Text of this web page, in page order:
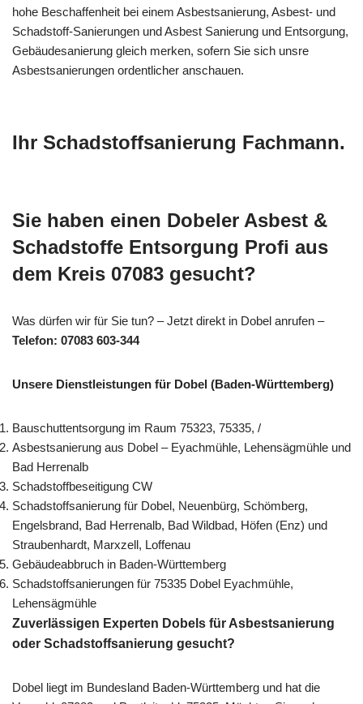
hohe Beschaffenheit bei einem Asbestsanierung, Asbest- und
Schadstoff-Sanierungen und Asbest Sanierung und Entsorgung,
Gebäudesanierung gleich merken, sofern Sie sich unsre
Asbestsanierungen ordentlicher anschauen.
Ihr Schadstoffsanierung Fachmann.
Sie haben einen Dobeler Asbest &
Schadstoffe Entsorgung Profi aus
dem Kreis 07083 gesucht?
Was dürfen wir für Sie tun? – Jetzt direkt in Dobel anrufen –
Telefon: 07083 603-344
Unsere Dienstleistungen für Dobel (Baden-Württemberg)
Bauschuttentsorgung im Raum 75323, 75335, /
Asbestsanierung aus Dobel – Eyachmühle, Lehensägmühle und
Bad Herrenalb
Schadstoffbeseitigung CW
Schadstoffsanierung für Dobel, Neuenbürg, Schömberg,
Engelsbrand, Bad Herrenalb, Bad Wildbad, Höfen (Enz) und
Straubenhardt, Marxzell, Loffenau
Gebäudeabbruch in Baden-Württemberg
Schadstoffsanierungen für 75335 Dobel Eyachmühle,
Lehensägmühle
Zuverlässigen Experten Dobels für Asbestsanierung
oder Schadstoffsanierung gesucht?
Dobel liegt im Bundesland Baden-Württemberg und hat die